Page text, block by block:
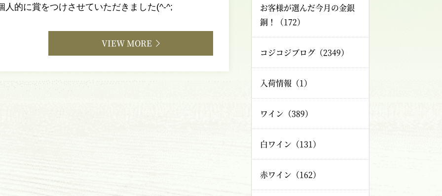
人的に賞をつけさせていただきました(^-^;
VIEW MORE
お客様が選んだ今月の金銀
銅！（172）
コジコジブログ（2349）
入荷情報（1）
ワイン（389）
白ワイン（131）
赤ワイン（162）